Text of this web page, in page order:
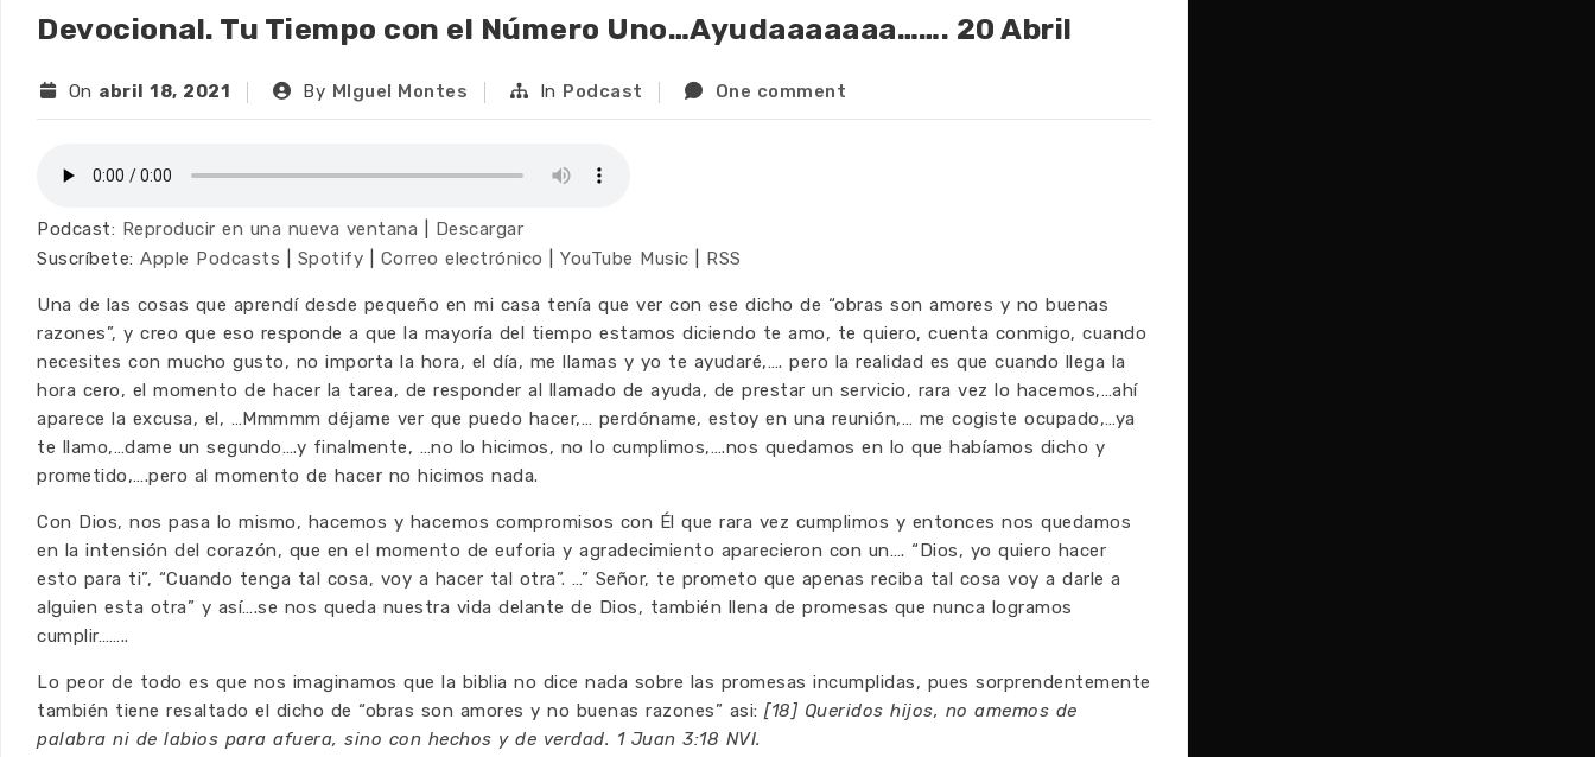
Devocional. Tu Tiempo con el Número Uno…Ayudaaaaaaa……. 20 Abril
On abril 18, 2021 By MIguel Montes In Podcast One comment
Podcast: Reproducir en una nueva ventana
Descargar
Suscríbete: Apple Podcasts Spotify Correo electrónico YouTube Music RSS
Una de las cosas que aprendí desde pequeño en mi casa tenía que ver con ese dicho de “obras son amores y no buenas
razones”, y creo que eso responde a que la mayoría del tiempo estamos diciendo te amo, te quiero, cuenta conmigo, cuando
necesites con mucho gusto, no importa la hora, el día, me llamas y yo te ayudaré,…. pero la realidad es que cuando llega la
hora cero, el momento de hacer la tarea, de responder al llamado de ayuda, de prestar un servicio, rara vez lo hacemos,…ahí
aparece la excusa, el, …Mmmmm déjame ver que puedo hacer,… perdóname, estoy en una reunión,… me cogiste ocupado,…ya
te llamo,…dame un segundo….y finalmente, …no lo hicimos, no lo cumplimos,….nos quedamos en lo que habíamos dicho y
prometido,….pero al momento de hacer no hicimos nada.
Con Dios, nos pasa lo mismo, hacemos y hacemos compromisos con Él que rara vez cumplimos y entonces nos quedamos
en la intensión del corazón, que en el momento de euforia y agradecimiento aparecieron con un…. “Dios, yo quiero hacer
esto para ti”, “Cuando tenga tal cosa, voy a hacer tal otra”. …” Señor, te prometo que apenas reciba tal cosa voy a darle a
alguien esta otra” y así….se nos queda nuestra vida delante de Dios, también llena de promesas que nunca logramos
cumplir……..
Lo peor de todo es que nos imaginamos que la biblia no dice nada sobre las promesas incumplidas, pues sorprendentemente
también tiene resaltado el dicho de “obras son amores y no buenas razones” asi: [18] Queridos hijos, no amemos de
palabra ni de labios para afuera, sino con hechos y de verdad. 1 Juan 3:18 NVI.